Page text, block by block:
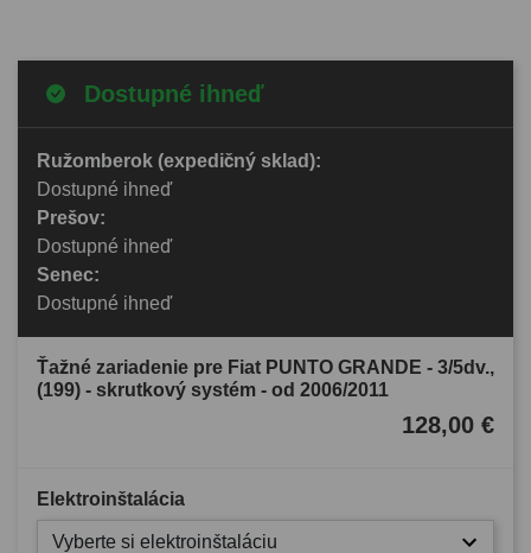
Dostupné ihneď
Ružomberok (expedičný sklad):
Dostupné ihneď
Prešov:
Dostupné ihneď
Senec:
Dostupné ihneď
Ťažné zariadenie pre Fiat PUNTO GRANDE - 3/5dv.,
(199) - skrutkový systém - od 2006/2011
128,00 €
Elektroinštalácia
Vyberte si elektroinštaláciu